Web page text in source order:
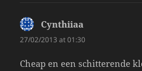
Cynthiiaa
27/02/2013 at 01:30
Cheap en een schitterende